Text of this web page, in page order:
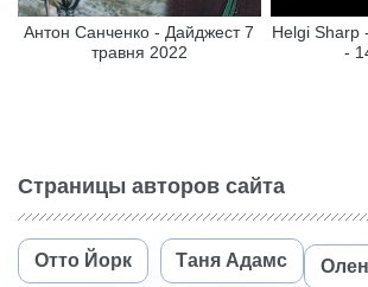
Антон Санченко - Дайджест 7
травня 2022
Helgi Sharp
-
Страницы авторов сайта
Отто Йорк Таня Адамс